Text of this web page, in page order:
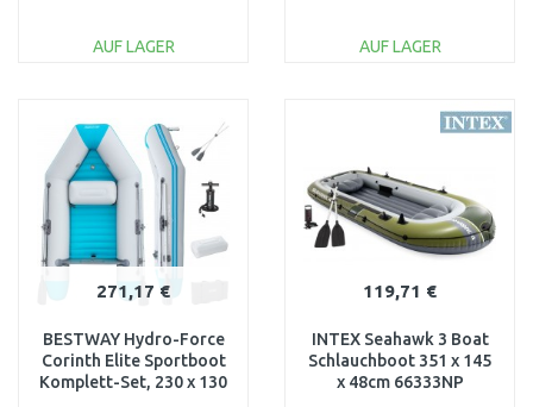
AUF LAGER
Vergleichen
AUF LAGER
271,17 €
BESTWAY Hydro-Force
Corinth Elite Sportboot
Komplett-Set, 230 x 130
119,71 €
INTEX Seahawk 3 Boat
Schlauchboot 351 x 145
x 48cm 66333NP